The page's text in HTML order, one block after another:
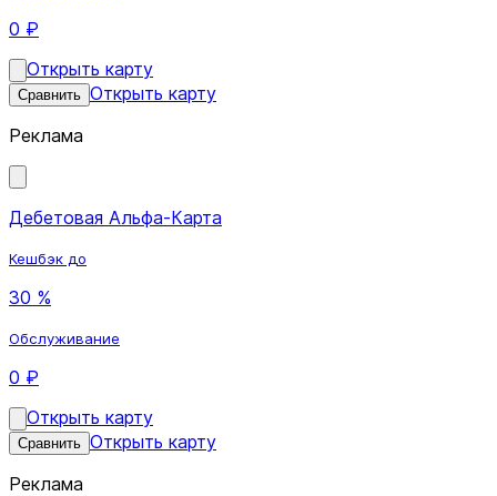
0 ₽
Открыть карту
Сравнить Открыть карту
Реклама
Дебетовая Альфа-Карта
Кешбэк до
30 %
Обслуживание
0 ₽
Открыть карту
Сравнить Открыть карту
Реклама